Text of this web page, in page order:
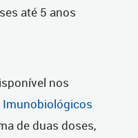
até 5 anos
nos
Imunobiológicos
de duas doses,